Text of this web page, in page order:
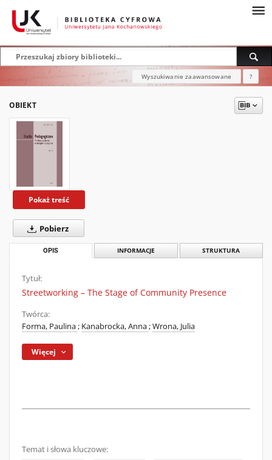
Wyszukiwanie zaawansowane ?
OBIEKT
Pokaż treść
Pobierz
OPIS INFORMACJE STRUKTURA
Tytuł:
Streetworking – The Stage of Community Presence
Twórca:
Forma, Paulina; Kanabrocka, Anna;Wrona, Julia
Więcej
Temat i słowa kluczowe: